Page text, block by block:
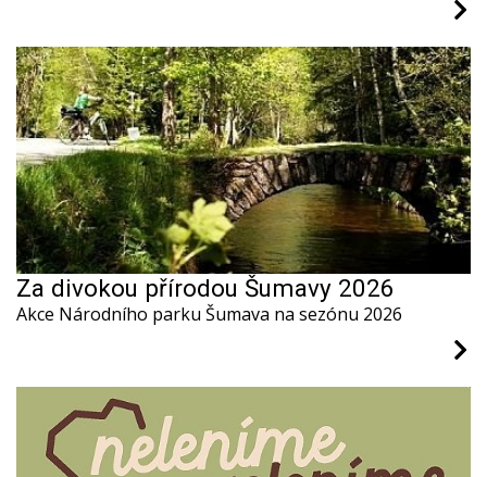
Za divokou přírodou Šumavy 2026
Akce Národního parku Šumava na sezónu 2026